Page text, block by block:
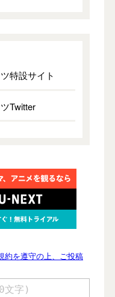
特設サイト
Twitter